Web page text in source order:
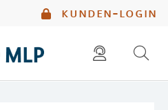
kunden-login